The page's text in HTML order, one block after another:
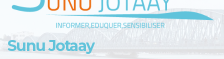
Sunu Jotaay